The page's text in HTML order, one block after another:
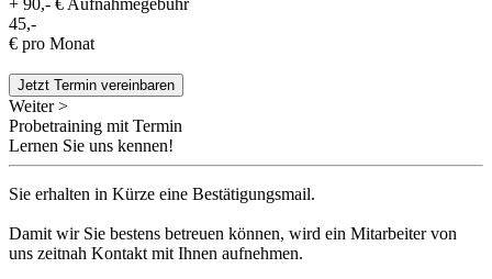
45,-
€ pro Monat
Jetzt Termin vereinbaren
Weiter >
Probetraining mit Termin
Lernen Sie uns kennen!
Sie erhalten in Kürze eine Bestätigungsmail.
Damit wir Sie bestens betreuen können, wird ein Mitarbeiter von
uns zeitnah Kontakt mit Ihnen aufnehmen.